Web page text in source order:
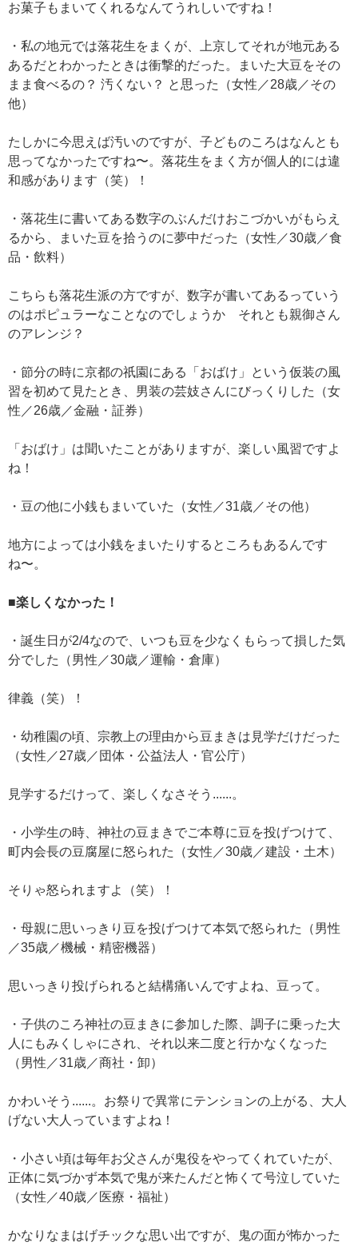
お菓子もまいてくれるなんてうれしいですね！
・私の地元では落花生をまくが、上京してそれが地元ある
あるだとわかったときは衝撃的だった。まいた大豆をその
まま食べるの？ 汚くない？ と思った（女性／28歳／その
他）
たしかに今思えば汚いのですが、子どものころはなんとも
思ってなかったですね〜。落花生をまく方が個人的には違
和感があります（笑）！
・落花生に書いてある数字のぶんだけおこづかいがもらえ
るから、まいた豆を拾うのに夢中だった（女性／30歳／食
品・飲料）
こちらも落花生派の方ですが、数字が書いてあるっていう
のはポピュラーなことなのでしょうか それとも親御さん
のアレンジ？
・節分の時に京都の祇園にある「おばけ」という仮装の風
習を初めて見たとき、男装の芸妓さんにびっくりした（女
性／26歳／金融・証券）
「おばけ」は聞いたことがありますが、楽しい風習ですよ
ね！
・豆の他に小銭もまいていた（女性／31歳／その他）
地方によっては小銭をまいたりするところもあるんです
ね〜。
■楽しくなかった！
・誕生日が2/4なので、いつも豆を少なくもらって損した気
分でした（男性／30歳／運輸・倉庫）
律義（笑）！
・幼稚園の頃、宗教上の理由から豆まきは見学だけだった
（女性／27歳／団体・公益法人・官公庁）
見学するだけって、楽しくなさそう......。
・小学生の時、神社の豆まきでご本尊に豆を投げつけて、
町内会長の豆腐屋に怒られた（女性／30歳／建設・土木）
そりゃ怒られますよ（笑）！
・母親に思いっきり豆を投げつけて本気で怒られた（男性
／35歳／機械・精密機器）
思いっきり投げられると結構痛いんですよね、豆って。
・子供のころ神社の豆まきに参加した際、調子に乗った大
人にもみくしゃにされ、それ以来二度と行かなくなった
（男性／31歳／商社・卸）
かわいそう......。お祭りで異常にテンションの上がる、大人
げない大人っていますよね！
・小さい頃は毎年お父さんが鬼役をやってくれていたが、
正体に気づかず本気で鬼が来たんだと怖くて号泣していた
（女性／40歳／医療・福祉）
かなりなまはげチックな思い出ですが、鬼の面が怖かった